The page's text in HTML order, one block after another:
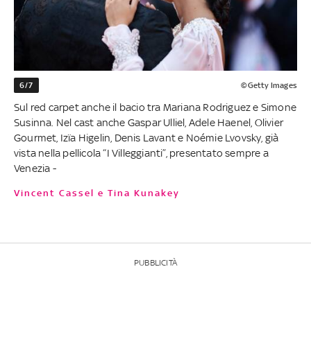
6/7 ©Getty Images
Sul red carpet anche il bacio tra Mariana Rodriguez e Simone
Susinna. Nel cast anche Gaspar Ulliel, Adele Haenel, Olivier
Gourmet, Izïa Higelin, Denis Lavant e Noémie Lvovsky, già
vista nella pellicola “I Villeggianti”, presentato sempre a
Venezia -
Vincent Cassel e Tina Kunakey
PUBBLICITÀ